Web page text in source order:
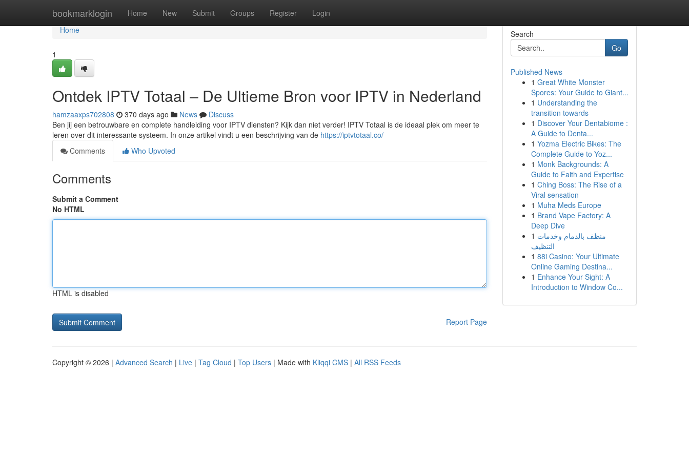
bookmarklogin Home New Submit Groups Register Login
Home
Home
1
Ontdek IPTV Totaal – De Ultieme Bron voor IPTV in Nederland
hamzaaxps702808 370 days ago News
Discuss
Ben jij een betrouwbare en complete handleiding voor IPTV diensten? Kijk dan niet verder! IPTV Totaal is de ideaal plek om meer te
leren over dit interessante systeem. In onze artikel vindt u een beschrijving van de https://iptvtotaal.co/
Comments
Who Upvoted
Comments
Submit a Comment
No HTML
HTML is disabled
Report Page
Search
Go
Published News
1 Great White Monster
Spores: Your Guide to Giant...
1 Understanding the
transition towards
1 Discover Your Dentabiome :
A Guide to Denta...
1 Yozma Electric Bikes: The
Complete Guide to Yoz...
1 Monk Backgrounds: A
Guide to Faith and Expertise
1 Ching Boss: The Rise of a
Viral sensation
1 Muha Meds Europe
1 Brand Vape Factory: A
Deep Dive
1 منظف بالدمام وخدمات
التنظيف
1 88i Casino: Your Ultimate
Online Gaming Destina...
1 Enhance Your Sight: A
Introduction to Window Co...
Copyright © 2026 | Advanced Search | Live | Tag Cloud | Top Users | Made with Kliqqi CMS | All RSS Feeds